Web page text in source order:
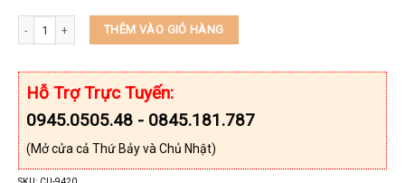
Dép nam đế may sẵn da thật quai ngang cao cấp KEEDO CU-9420 số lượng
THÊM VÀO GIỎ HÀNG
Hỗ Trợ Trực Tuyến:
0945.0505.48 - 0845.181.787
(Mở cửa cả Thứ Bảy và Chủ Nhật)